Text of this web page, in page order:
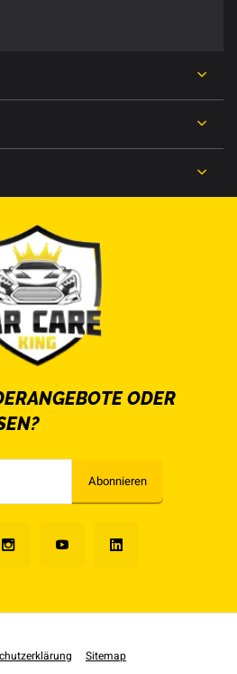
ODER
Abonnieren
Sitemap